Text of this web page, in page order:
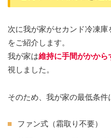
次に我が家がセカンド冷凍
をご紹介します。
我が家は維持に手間がかから
視しました。
そのため、我が家の最低条件
ファン式（霜取り不要）